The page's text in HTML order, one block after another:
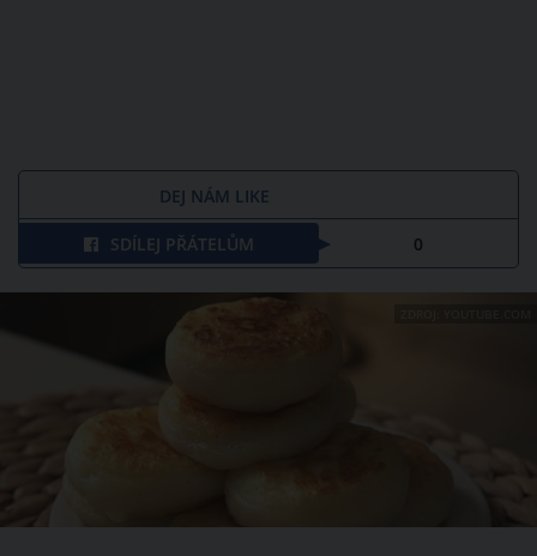
DEJ NÁM LIKE
SDÍLEJ PŘÁTELŮM 0